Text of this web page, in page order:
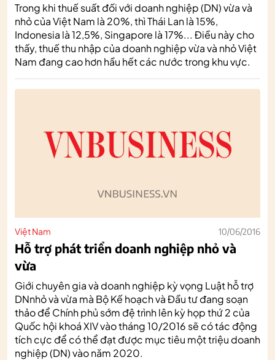
Trong khi thuế suất đối với doanh nghiệp (DN) vừa và
nhỏ của Việt Nam là 20%, thì Thái Lan là 15%,
Indonesia là 12,5%, Singapore là 17%... Điều này cho
thấy, thuế thu nhập của doanh nghiệp vừa và nhỏ Việt
Nam đang cao hơn hầu hết các nước trong khu vực.
Việt Nam 10/06/2016
Hỗ trợ phát triển doanh nghiệp nhỏ và
vừa
Giới chuyên gia và doanh nghiệp kỳ vọng Luật hỗ trợ
DNnhỏ và vừa mà Bộ Kế hoạch và Đầu tư đang soạn
thảo để Chính phủ sớm đệ trình lên kỳ họp thứ 2 của
Quốc hội khoá XIV vào tháng 10/2016 sẽ có tác động
tích cực để có thể đạt được mục tiêu một triệu doanh
nghiệp (DN) vào năm 2020.